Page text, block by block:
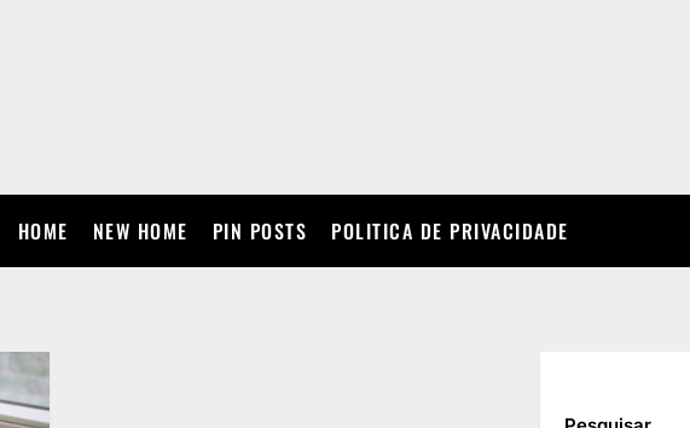
HOME NEW HOME PIN POSTS POLITICA DE PRIVACIDADE